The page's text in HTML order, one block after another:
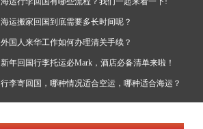
海运搬家回国到底需要多长时间呢？
外国人来华工作如何办理清关手续？
新年回国行李托运必Mark，酒店必备清单来啦！
行李寄回国，哪种情况适合空运，哪种适合海运？